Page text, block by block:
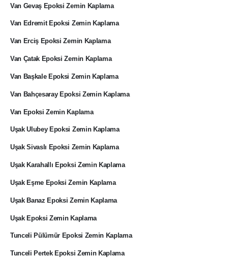
Van Gevaş Epoksi Zemin Kaplama
Van Edremit Epoksi Zemin Kaplama
Van Erciş Epoksi Zemin Kaplama
Van Çatak Epoksi Zemin Kaplama
Van Başkale Epoksi Zemin Kaplama
Van Bahçesaray Epoksi Zemin Kaplama
Van Epoksi Zemin Kaplama
Uşak Ulubey Epoksi Zemin Kaplama
Uşak Sivaslı Epoksi Zemin Kaplama
Uşak Karahallı Epoksi Zemin Kaplama
Uşak Eşme Epoksi Zemin Kaplama
Uşak Banaz Epoksi Zemin Kaplama
Uşak Epoksi Zemin Kaplama
Tunceli Pülümür Epoksi Zemin Kaplama
Tunceli Pertek Epoksi Zemin Kaplama